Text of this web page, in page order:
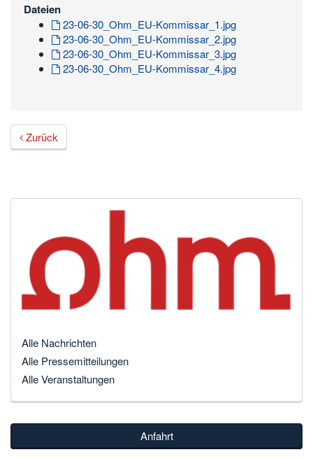
Dateien
23-06-30_Ohm_EU-Kommissar_1.jpg
23-06-30_Ohm_EU-Kommissar_2.jpg
23-06-30_Ohm_EU-Kommissar_3.jpg
23-06-30_Ohm_EU-Kommissar_4.jpg
Zurück
Alle Nachrichten
Alle Pressemitteilungen
Alle Veranstaltungen
Anfahrt